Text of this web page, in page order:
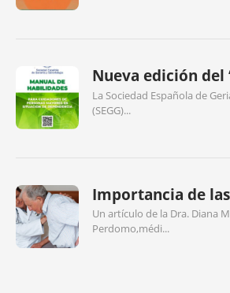
Nueva edición del
La Sociedad Española de
(SEGG)...
Importancia de
Un artículo de la Dra. Diana
Perdomo,médi...